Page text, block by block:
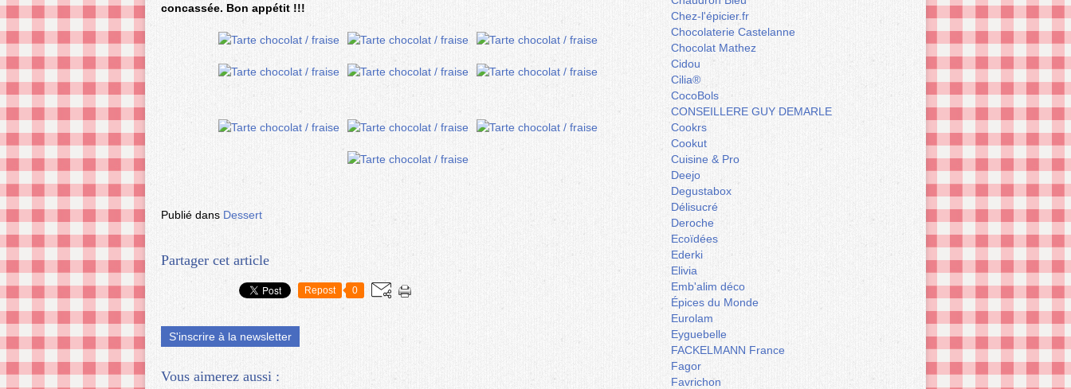
concassée. Bon appétit !!!
Publié dans Dessert
Partager cet article
Repost 0
S'inscrire à la newsletter
Vous aimerez aussi :
Chez-l'épicier.fr
Chocolaterie Castelanne
Chocolat Mathez
Cidou
Cilia®
CocoBols
CONSEILLERE GUY DEMARLE
Cookrs
Cookut
Cuisine & Pro
Deejo
Degustabox
Délisucré
Deroche
Ecoïdées
Ederki
Elivia
Emb'alim déco
Épices du Monde
Eurolam
Eyguebelle
FACKELMANN France
Fagor
Favrichon